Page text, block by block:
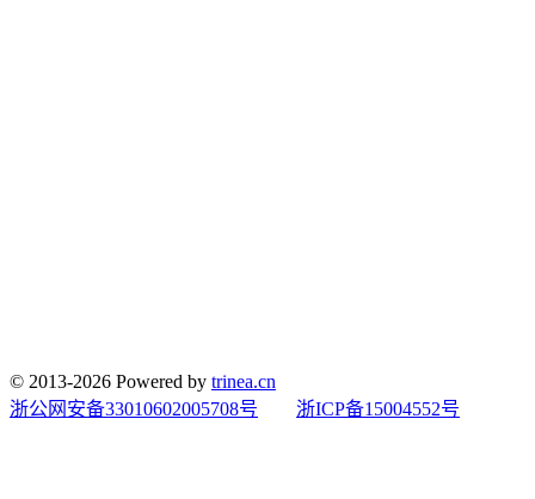
© 2013-2026 Powered by trinea.cn
浙公网安备33010602005708号
浙ICP备15004552号